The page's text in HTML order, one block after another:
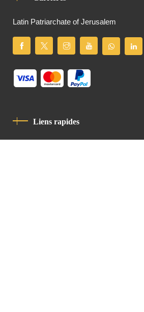
Latin Patriarchate of Jerusalem
Liens rapides